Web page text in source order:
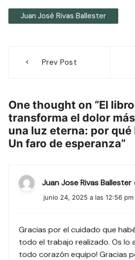
Juan José Rivas Ballester
Prev Post
One thought on “El
transforma el dolor
una luz eterna: por qué
Un faro de esperanza”
Juan Jose Rivas Ballester
junio 24, 2025 a las 12:56 pm
Gracias por el cuidado que
todo el trabajo realizado. Os lo
todo corazón equipo! Gracias